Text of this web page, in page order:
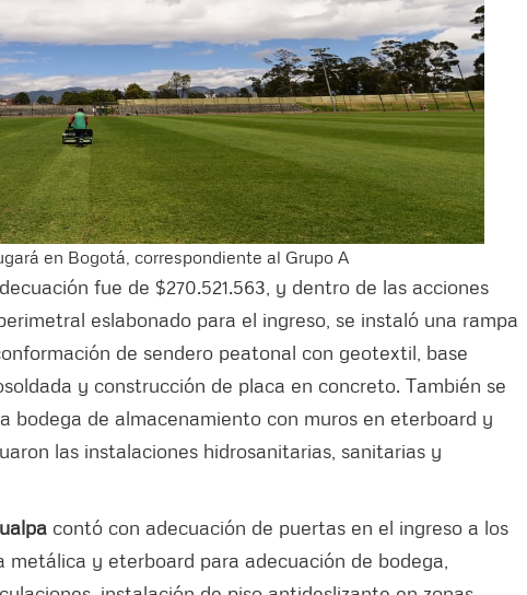
en Bogotá, correspondiente al Grupo A
fue de $270.521.563, y dentro de las acciones
eslabonado para el ingreso, se instaló una rampa
de sendero peatonal con geotextil, base
y construcción de placa en concreto. También se
bodega de almacenamiento con muros en eterboard y
las instalaciones hidrosanitarias, sanitarias y
contó con adecuación de puertas en el ingreso a los
y eterboard para adecuación de bodega,